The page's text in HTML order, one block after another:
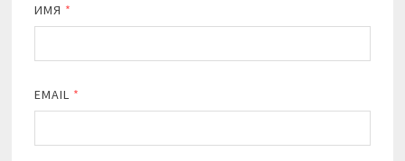
ИМЯ *
EMAIL *